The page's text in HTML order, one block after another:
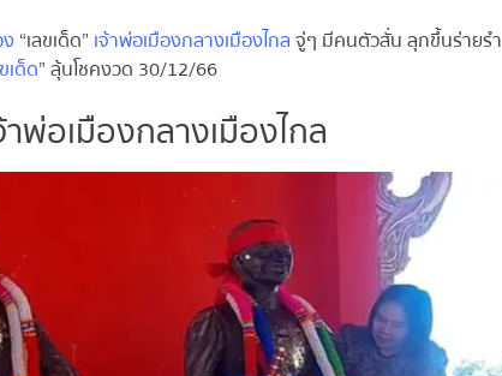
“เลขเด็ด” เจ้าพ่อเมืองกลางเมืองไกลจู่ๆ มีคนตัวสั่น ลุกขึ้นร่ายรำ
เด็ด” ลุ้นโชคงวด 30/12/66
าพ่อเมืองกลางเมืองไกล